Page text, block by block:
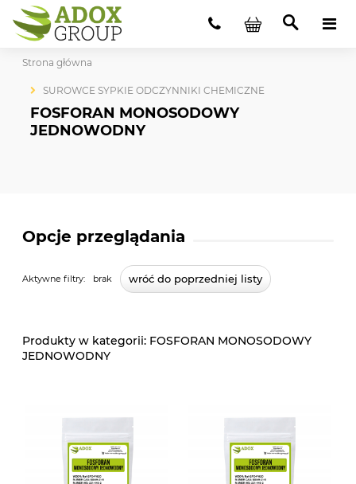
Strona główna
SUROWCE SYPKIE ODCZYNNIKI CHEMICZNE
FOSFORAN MONOSODOWY
JEDNOWODNY
Opcje przeglądania
Aktywne filtry: brak wróć do poprzedniej listy
FOSFORAN MONOSODOWY
JEDNOWODNY